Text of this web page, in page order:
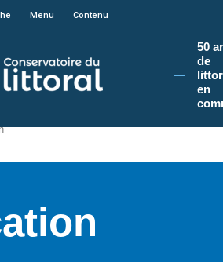
sur le site du Conservatoire du littoral, vous
Menu Contenu
50
de
en